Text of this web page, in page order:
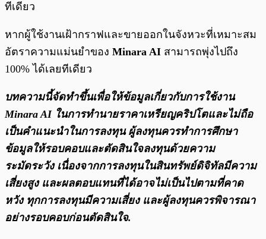
ทีเดียว
หากผู้ใช้งานเฝ้ากราฟและขายออกในจังหวะที่เหมาะสม
อัตราความแม่นยำของ Minara AI สามารถพุ่งไปถึง
100% ได้เลยทีเดียว
บทความนี้จัดทำขึ้นเพื่อให้ข้อมูลเกี่ยวกับการใช้งาน
Minara AI ในการทำนายราคาเหรียญคริปโตและไม่ถือ
เป็นคำแนะนำในการลงทุน ผู้ลงทุนควรทำการศึกษา
ข้อมูลให้รอบคอบและตัดสินใจลงทุนด้วยความ
ระมัดระวัง เนื่องจากการลงทุนในสินทรัพย์ดิจิทัลมีความ
เสี่ยงสูง และผลตอบแทนที่ได้อาจไม่เป็นไปตามที่คาด
หวัง ทุกการลงทุนมีความเสี่ยง และผู้ลงทุนควรพิจารณา
อย่างรอบคอบก่อนตัดสินใจ.